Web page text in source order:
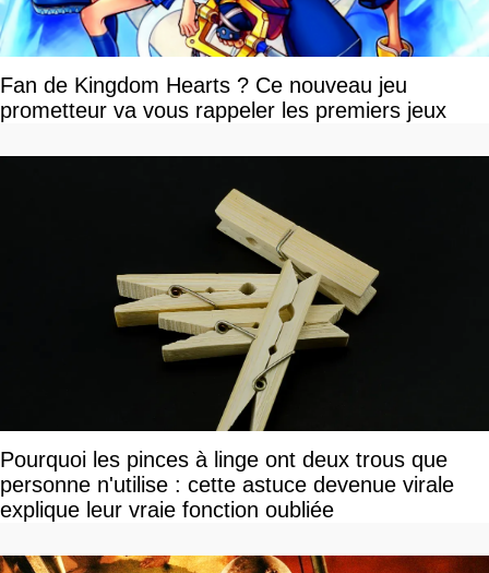
Fan de Kingdom Hearts ? Ce nouveau jeu
prometteur va vous rappeler les premiers jeux
Pourquoi les pinces à linge ont deux trous que
personne n'utilise : cette astuce devenue virale
explique leur vraie fonction oubliée